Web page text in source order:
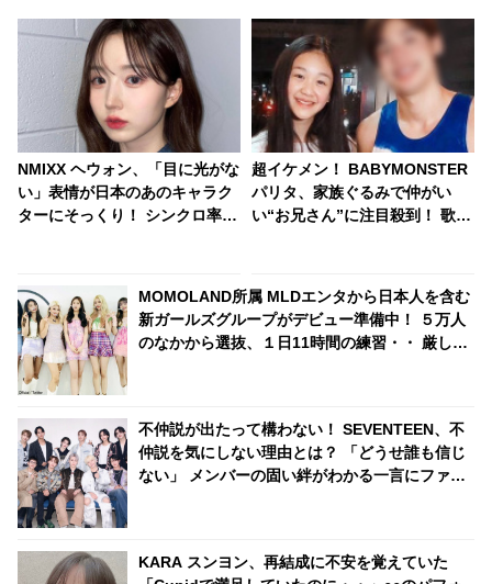
NMIXX ヘウォン、「目に光がな
い」表情が日本のあのキャラク
ターにそっくり！ シンクロ率
超イケメン！ BABYMONSTER
パリタ、家族ぐるみで仲がい
い“お兄さん”に注目殺到！ 歌
MOMOLAND所属 MLDエンタから日本人を含む
新ガールズグループがデビュー準備中！ ５万人
のなかから選抜、１日11時間の練習・・ 厳しい
不仲説が出たって構わない！ SEVENTEEN、不
仲説を気にしない理由とは？ 「どうせ誰も信じ
ない」 メンバーの固い絆がわかる一言にファン
KARA スンヨン、再結成に不安を覚えていた